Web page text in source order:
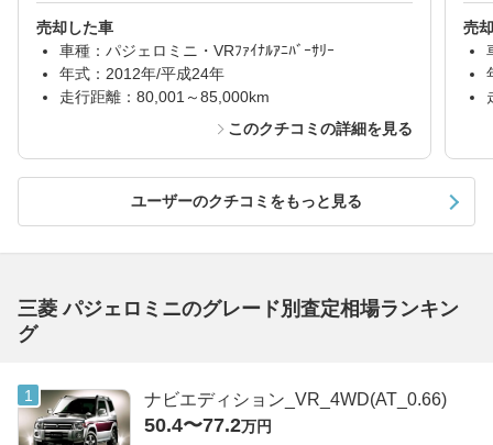
売却した車
車種：パジェロミニ・VRﾌｧｲﾅﾙｱﾆﾊﾞｰｻﾘｰ
年式：2012年/平成24年
走行距離：80,001～85,000km
このクチコミの詳細を見る
売
ユーザーのクチコミをもっと見る
三菱 パジェロミニのグレード別査定相場ランキン
グ
ナビエディション_VR_4WD(AT_0.66)
50.4〜77.2万円